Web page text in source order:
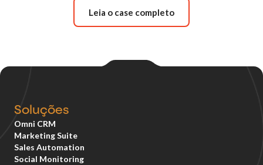
Leia o case completo
Soluções
Omni CRM
Marketing Suite
Sales Automation
Social Monitoring